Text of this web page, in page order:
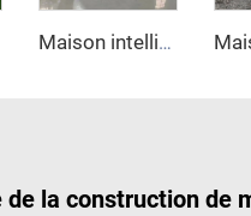
Maison intelligente en capsule spatiale - Pod de vie compact équipé de technologie avec un design moderne pour hôtel
de la construction de